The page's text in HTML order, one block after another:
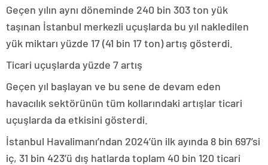
Geçen yılın aynı döneminde 240 bin 303 ton yük
taşınan İstanbul merkezli uçuşlarda bu yıl nakledilen
yük miktarı yüzde 17 (41 bin 17 ton) artış gösterdi.
Ticari uçuşlarda yüzde 7 artış
Geçen yıl başlayan ve bu sene de devam eden
havacılık sektörünün tüm kollarındaki artışlar ticari
uçuşlarda da etkisini gösterdi.
İstanbul Havalimanı’ndan 2024’ün ilk ayında 8 bin 697’si
iç, 31 bin 423’ü dış hatlarda toplam 40 bin 120 ticari